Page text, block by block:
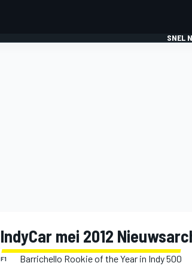
SNEL
IndyCar mei 2012
F1 Barrichello Rookie of the Year in Indy 500